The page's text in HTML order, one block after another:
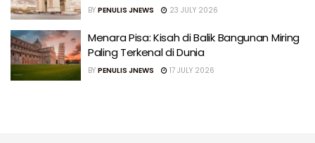
BY PENULIS JNEWS 23 JULY 2026
Menara Pisa: Kisah di Balik Bangunan Miring
Paling Terkenal di Dunia
BY PENULIS JNEWS 17 JULY 2026